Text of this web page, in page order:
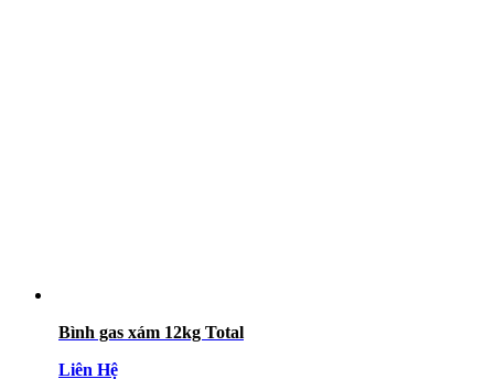
Bình gas xám 12kg Total
Liên Hệ